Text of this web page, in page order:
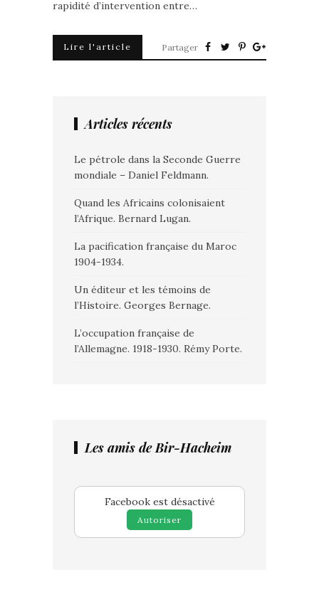
rapidité d’intervention entre…
Lire l'article Partager
Articles récents
Le pétrole dans la Seconde Guerre
mondiale – Daniel Feldmann.
Quand les Africains colonisaient
l’Afrique. Bernard Lugan.
La pacification française du Maroc
1904-1934.
Un éditeur et les témoins de
l’Histoire. Georges Bernage.
L’occupation française de
l’Allemagne. 1918-1930. Rémy Porte.
Les amis de Bir-Hacheim
Facebook est désactivé
Autoriser